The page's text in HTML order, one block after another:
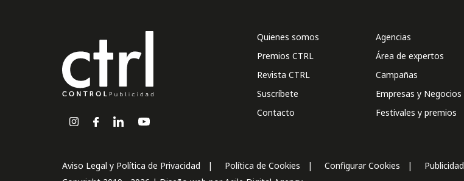
Quienes somos
Premios CTRL
Revista CTRL
Suscríbete
Contacto
Agencias
Área de expertos
Campañas
Empresas y Negocios
Festivales y premios
Aviso Legal y Política de Privacidad Política de Cookies Configurar Cookies
Publicidad